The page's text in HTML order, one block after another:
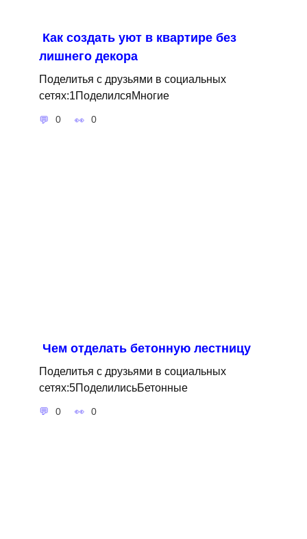
Как создать уют в квартире без
лишнего декора
Поделитья с друзьями в социальных
сетях:1ПоделилсяМногие
0 0
Чем отделать бетонную лестницу
Поделитья с друзьями в социальных
сетях:5ПоделилисьБетонные
0 0